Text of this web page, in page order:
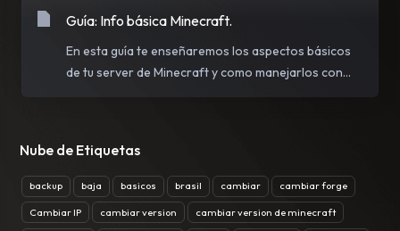
Nube de Etiquetas
backup baja basicos brasil cambiar cambiar forge
Cambiar IP cambiar version cambiar version de minecraft
Guía: Info básica Minecraft.
En esta guía te enseñaremos los aspectos básicos
de tu server de Minecraft y como manejarlos con...